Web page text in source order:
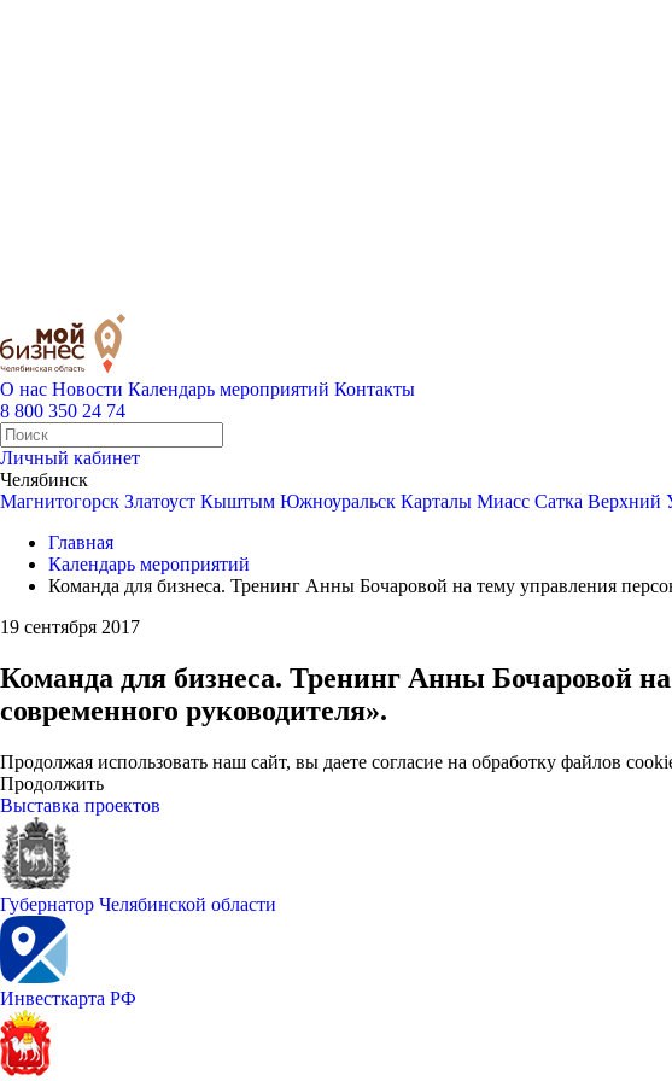
О нас Новости Календарь мероприятий Контакты
8 800 350 24 74
Личный кабинет
Челябинск
Магнитогорск Златоуст Кыштым Южноуральск Карталы Миасс Сатка Верхний
Главная
Календарь мероприятий
Команда для бизнеса. Тренинг Анны Бочаровой на тему управления
19 сентября 2017
Команда для бизнеса. Тренинг Анны Бочаровой
современного руководителя».
Продолжая использовать наш сайт, вы даете согласие на обработку файлов
Продолжить
Выставка проектов
Губернатор Челябинской области
Инвесткарта РФ